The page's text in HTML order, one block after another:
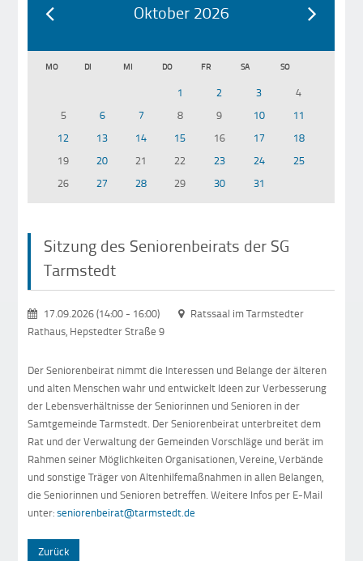
Oktober 2026
MO DI MI DO FR SA SO
1 2 3
4
5
6 7 8 9 10
11
12
13 14 15 16 17
18
19
20 21 22 23 24
25
26
27 28 29 30 31
Sitzung des Seniorenbeirats der SG
Tarmstedt
17.09.2026 (14:00- 16:00)
Ratssaal im Tarmstedter
Rathaus, Hepstedter Straße 9
Der Seniorenbeirat nimmt die Interessen und Belange der älteren
und alten Menschen wahr und entwickelt Ideen zur Verbesserung
der Lebensverhältnisse der Seniorinnen und Senioren in der
Samtgemeinde Tarmstedt. Der Seniorenbeirat unterbreitet dem
Rat und der Verwaltung der Gemeinden Vorschläge und berät im
Rahmen seiner Möglichkeiten Organisationen, Vereine, Verbände
und sonstige Träger von Altenhilfemaßnahmen in allen Belangen,
die Seniorinnen und Senioren betreffen. Weitere Infos per E-Mail
unter:seniorenbeirat@tarmstedt.de
Zurück